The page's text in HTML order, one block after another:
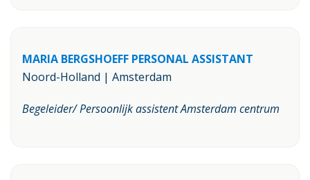
MARIA BERGSHOEFF PERSONAL ASSISTANT
Noord-Holland | Amsterdam
Begeleider/ Persoonlijk assistent Amsterdam centrum